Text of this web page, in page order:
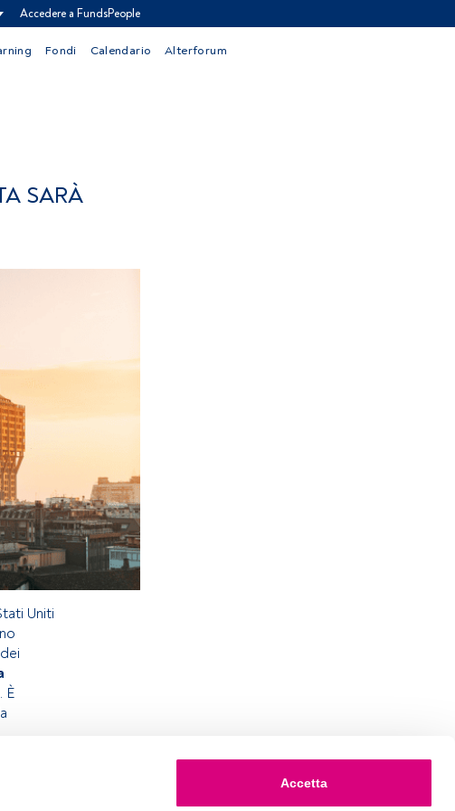
Accetta
Accedere a FundsPeople
Fondi Calendario Alterforum
SARÀ
Uniti
È